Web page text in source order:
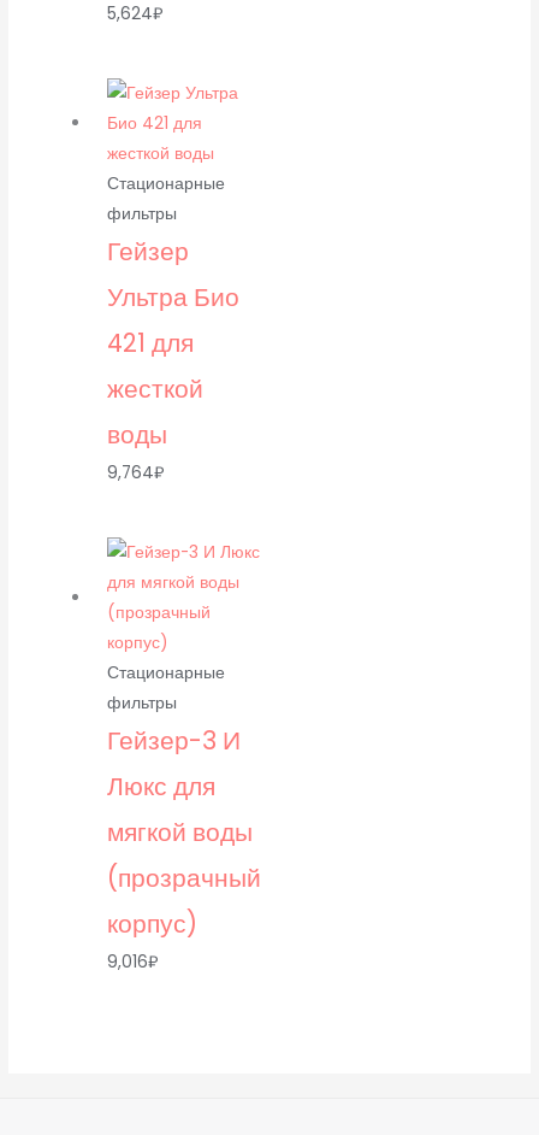
5,624₽
Стационарные
фильтры
Гейзер
Ультра Био
421 для
жесткой
воды
9,764₽
Стационарные
фильтры
Гейзер-3 И
Люкс для
мягкой воды
(прозрачный
корпус)
9,016₽